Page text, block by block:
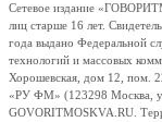
Сетевое издание
лиц старше 16 лет.
года выдано Федеральной
технологий и массовых
Хорошевская, дом 12, пом.
«РУ ФМ» (123298 Москва,
GOVORITMOSKVA.RU.